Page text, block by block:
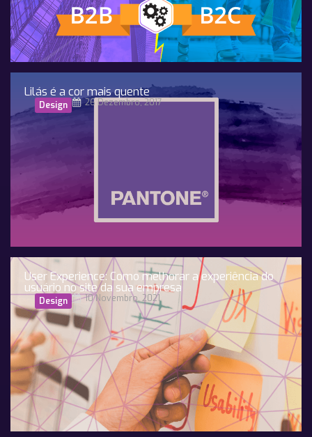
Lilás é a cor mais quente
Design 26 Dezembro, 2017
User Experience: Como melhorar a experiência do
usuário no site da sua empresa
Design 10 Novembro, 2021